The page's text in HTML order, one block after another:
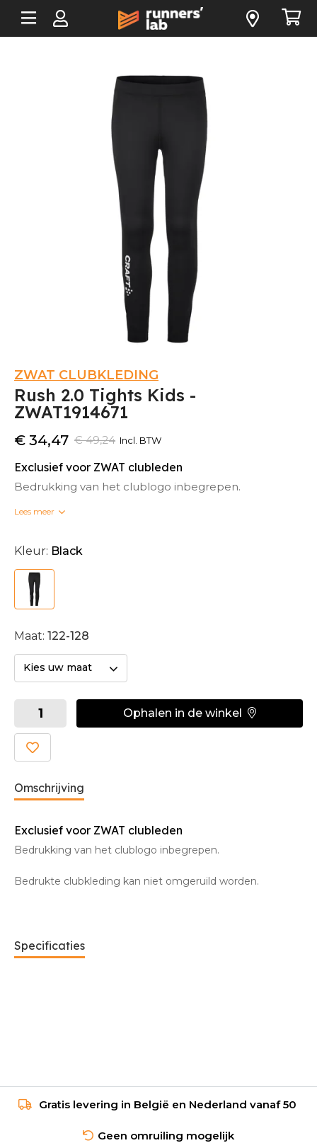
ZWAT CLUBKLEDING
Rush 2.0 Tights Kids -
ZWAT1914671
€ 49,24
€ 34,47 Incl. BTW
Exclusief voor ZWAT clubleden
Bedrukking van het clublogo inbegrepen.
Bedrukte clubkleding kan niet omgeruild worden.
Lees meer
Kleur: Black
Maat: 122-128
Kies uw maat
Ophalen in de winkel
Omschrijving
Exclusief voor ZWAT clubleden
Bedrukking van het clublogo inbegrepen.
Bedrukte clubkleding kan niet omgeruild worden.
Specificaties
Gratis levering in België en Nederland vanaf 50
Geen omruiling mogelijk